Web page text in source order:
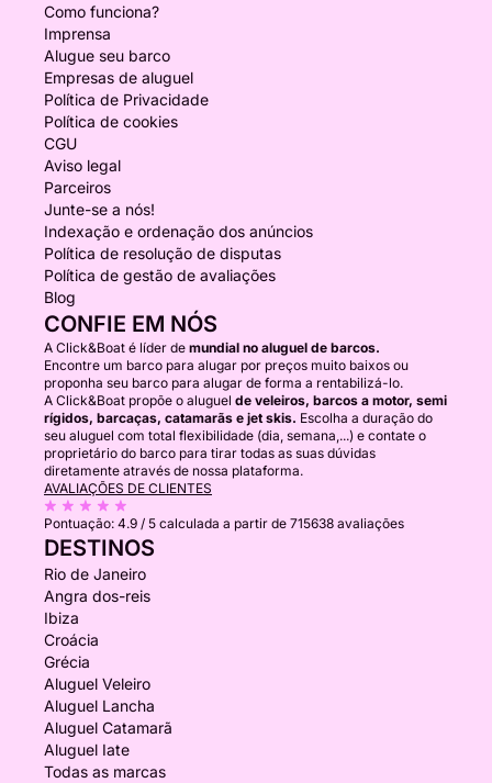
Como funciona?
Imprensa
Alugue seu barco
Empresas de aluguel
Política de Privacidade
Política de cookies
CGU
Aviso legal
Parceiros
Junte-se a nós!
Indexação e ordenação dos anúncios
Política de resolução de disputas
Política de gestão de avaliações
Blog
CONFIE EM NÓS
A Click&Boat é líder de mundial no aluguel de barcos.
Encontre um barco para alugar por preços muito baixos ou
proponha seu barco para alugar de forma a rentabilizá-lo.
A Click&Boat propõe o aluguel de veleiros, barcos a motor, semi
rígidos, barcaças, catamarãs e jet skis. Escolha a duração do
seu aluguel com total flexibilidade (dia, semana,...) e contate o
proprietário do barco para tirar todas as suas dúvidas
diretamente através de nossa plataforma.
AVALIAÇÕES DE CLIENTES
Pontuação: 4.9 / 5 calculada a partir de 715638 avaliações
DESTINOS
Rio de Janeiro
Angra dos-reis
Ibiza
Croácia
Grécia
Aluguel Veleiro
Aluguel Lancha
Aluguel Catamarã
Aluguel Iate
Todas as marcas